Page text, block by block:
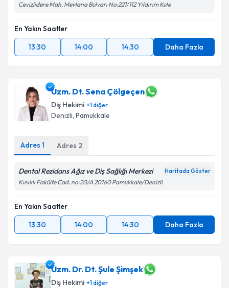
Cevizlidere Mah. Mevlana Bulvarı No:221/112 Yıldırım Kule
En Yakın Saatler
13:30
14:00 14:30 Daha Fazla
Uzm. Dt. Sena Çölgeçen
Diş Hekimi +1diğer
Denizli, Pamukkale
Adres 1 Adres 2
Dental Rezidans Ağız ve Diş Sağlığı Merkezi Haritada Göster
Kınıklı Fakülte Cad. no:20/A 20160 Pamukkale/Denizli
En Yakın Saatler
13:30
14:00 14:30 Daha Fazla
Uzm. Dr. Dt. Şule Şimşek
Diş Hekimi +1diğer